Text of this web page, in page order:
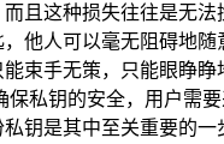
且这种损失往往是无法
他人可以毫无阻碍地随
束手无策，只能眼睁睁
保私钥的安全，用户需
钥是其中至关重要的一